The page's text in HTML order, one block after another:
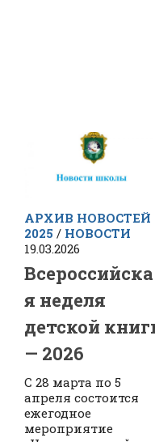
АРХИВ НОВОСТЕЙ
2025 / НОВОСТИ
19.03.2026
Всероссийска
я неделя
детской
— 2026
С 28 марта по 5
апреля состоится
ежегодное
мероприятие